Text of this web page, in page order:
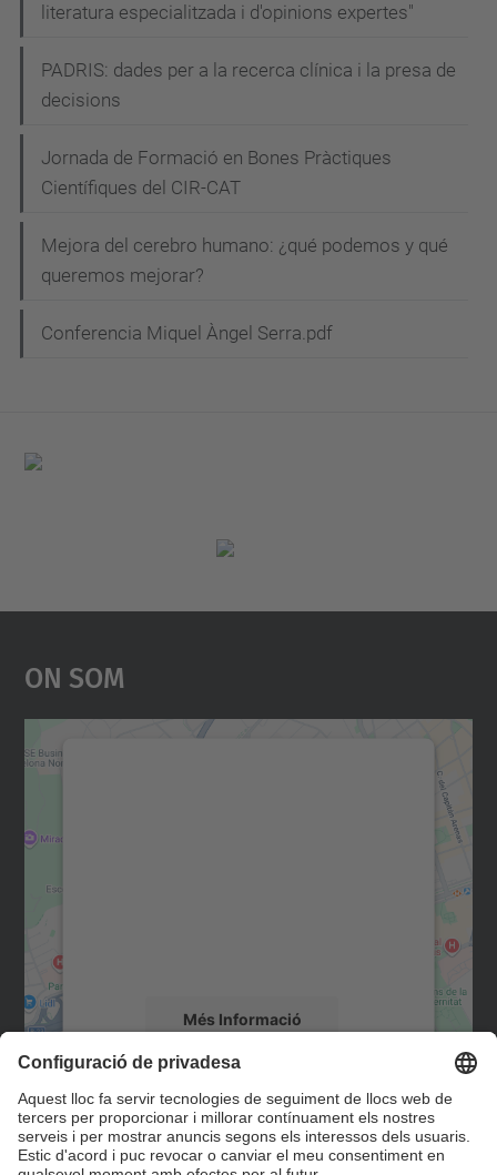
literatura especialitzada i d'opinions expertes"
PADRIS: dades per a la recerca clínica i la presa de
decisions
Jornada de Formació en Bones Pràctiques
Científiques del CIR-CAT
Mejora del cerebro humano: ¿qué podemos y qué
queremos mejorar?
Conferencia Miquel Àngel Serra.pdf
On Som
Més Informació
powered byUsercentrics Consent
Management Platform
Contacte